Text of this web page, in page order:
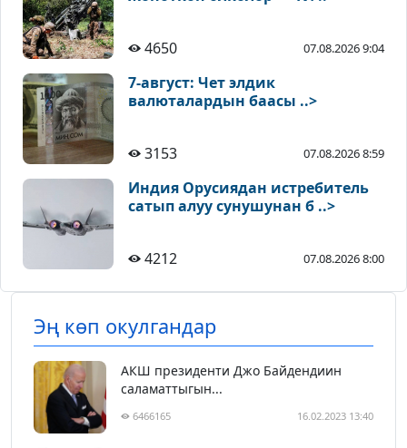
4650 07.08.2026 9:04
7-август: Чет элдик
валюталардын баасы ..>
3153 07.08.2026 8:59
Индия Орусиядан истребитель
сатып алуу сунушунан б ..>
4212 07.08.2026 8:00
Эң көп окулгандар
АКШ президенти Джо Байдендиин
саламаттыгын...
6466165 16.02.2023 13:40